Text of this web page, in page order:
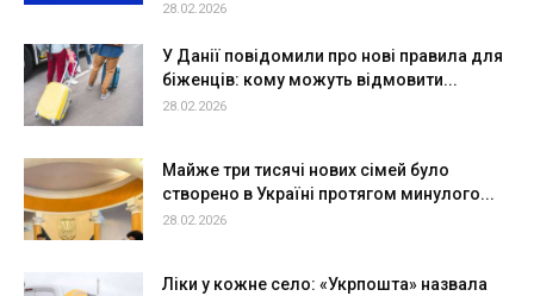
28.02.2026
У Данії повідомили про нові правила для
біженців: кому можуть відмовити...
28.02.2026
Майже три тисячі нових сімей було
створено в Україні протягом минулого...
28.02.2026
Ліки у кожне село: «Укрпошта» назвала